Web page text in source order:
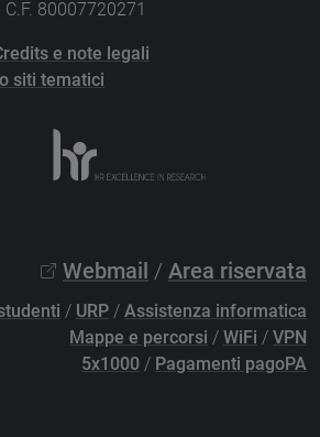
80007720271
e note legali
siti tematici
Webmail / Area riservata
/ URP / Assistenza informatica
Mappe e percorsi / WiFi / VPN
5x1000 / Pagamenti pagoPA